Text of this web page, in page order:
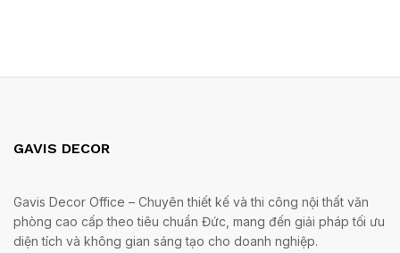
GAVIS DECOR
Gavis Decor Office – Chuyên thiết kế và thi công nội thất văn
phòng cao cấp theo tiêu chuẩn Đức, mang đến giải pháp tối ưu
diện tích và không gian sáng tạo cho doanh nghiệp.